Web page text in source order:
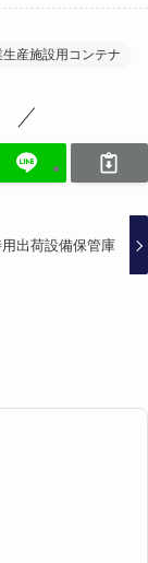
生産施設用コンテナ
出荷設備保管庫